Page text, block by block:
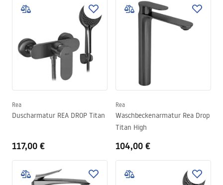
Rea
Duscharmatur REA DROP Titan
117,00 €
Rea
Waschbeckenarmatur Rea Drop
Titan High
104,00 €